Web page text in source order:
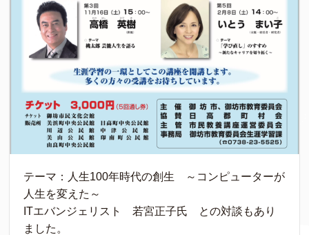
テーマ：人生100年時代の創生 ～コンピューターが
人生を変えた～
ITエバンジェリスト 若宮正子氏 との対談もあり
ました。